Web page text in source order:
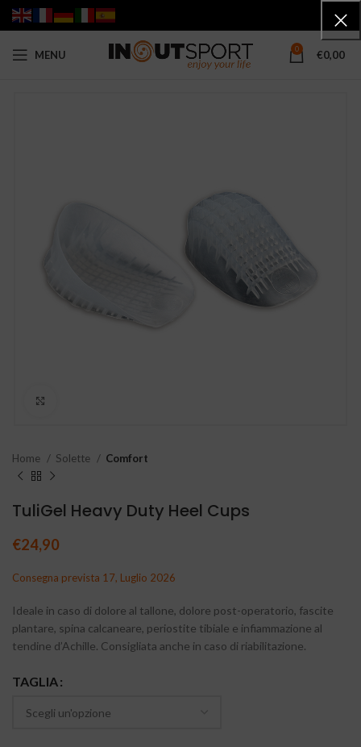
MENU 0 €0,00
Home Solette Comfort
TuliGel Heavy Duty Heel Cups
€24,90
Consegna prevista 17, Luglio 2026
Ideale in caso di dolore al tallone, dolore post-operatorio, fascite
plantare, spina calcaneare, periostite tibiale e infiammazione al
tendine d’Achille. Consigliata anche in caso di riabilitazione.
TAGLIA